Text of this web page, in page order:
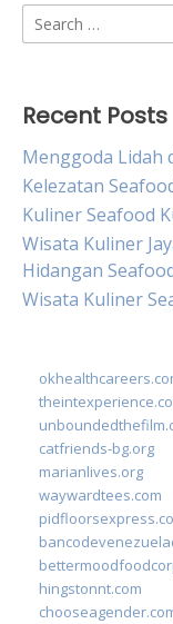
Search
for:
Recent Posts
Menggoda Lidah
Kelezatan
Kuliner Seafood
Wisata Kuliner
Hidangan
Wisata Kuliner
catfriends-bg.org
marianlives.org
waywardtees.com
hingstonnt.com